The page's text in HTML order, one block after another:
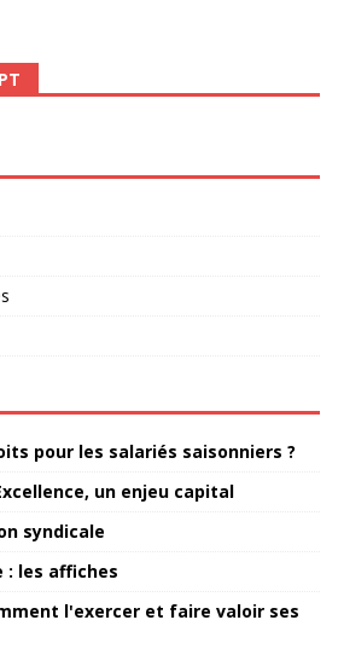
pour les salariés saisonniers ?
un enjeu capital
syndicale
: les affiches
l'exercer et faire valoir ses